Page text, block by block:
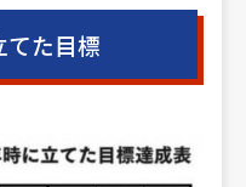
てた目標